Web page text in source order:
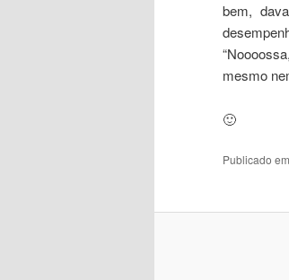
bem,
mesmo
🙂
Publicado em